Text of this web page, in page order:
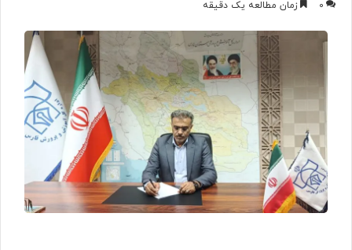
0 زمان مطالعه یک دقیقه